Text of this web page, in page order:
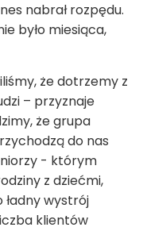
nabrał rozpędu.
było miesiąca,
że dotrzemy z
– przyznaje
że grupa
do nas
- którym
z dziećmi,
wystrój
klientów